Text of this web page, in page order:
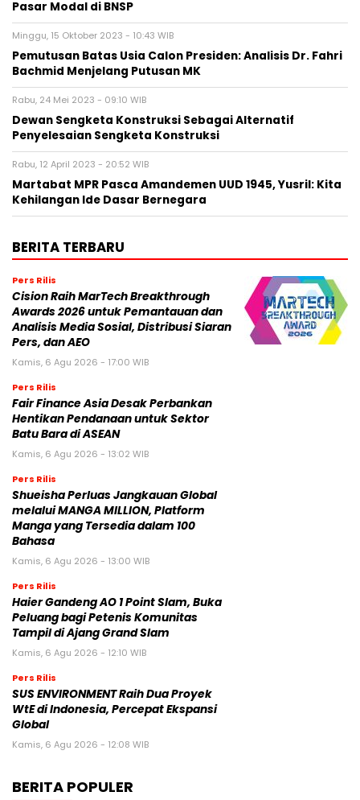
Pasar Modal di BNSP
Minggu, 15 Oktober 2023 - 10:43 WIB
Pemutusan Batas Usia Calon Presiden: Analisis Dr. Fahri
Bachmid Menjelang Putusan MK
Rabu, 24 Mei 2023 - 09:10 WIB
Dewan Sengketa Konstruksi Sebagai Alternatif
Penyelesaian Sengketa Konstruksi
Rabu, 12 April 2023 - 20:52 WIB
Martabat MPR Pasca Amandemen UUD 1945, Yusril: Kita
Kehilangan Ide Dasar Bernegara
BERITA TERBARU
Pers Rilis
Cision Raih MarTech Breakthrough
Awards 2026 untuk Pemantauan dan
Analisis Media Sosial, Distribusi Siaran
Pers, dan AEO
Kamis, 6 Agu 2026 - 17:00 WIB
Pers Rilis
Fair Finance Asia Desak Perbankan
Hentikan Pendanaan untuk Sektor
Batu Bara di ASEAN
Kamis, 6 Agu 2026 - 13:02 WIB
Pers Rilis
Shueisha Perluas Jangkauan Global
melalui MANGA MILLION, Platform
Manga yang Tersedia dalam 100
Bahasa
Kamis, 6 Agu 2026 - 13:00 WIB
Pers Rilis
Haier Gandeng AO 1 Point Slam, Buka
Peluang bagi Petenis Komunitas
Tampil di Ajang Grand Slam
Kamis, 6 Agu 2026 - 12:10 WIB
Pers Rilis
SUS ENVIRONMENT Raih Dua Proyek
WtE di Indonesia, Percepat Ekspansi
Global
Kamis, 6 Agu 2026 - 12:08 WIB
BERITA POPULER